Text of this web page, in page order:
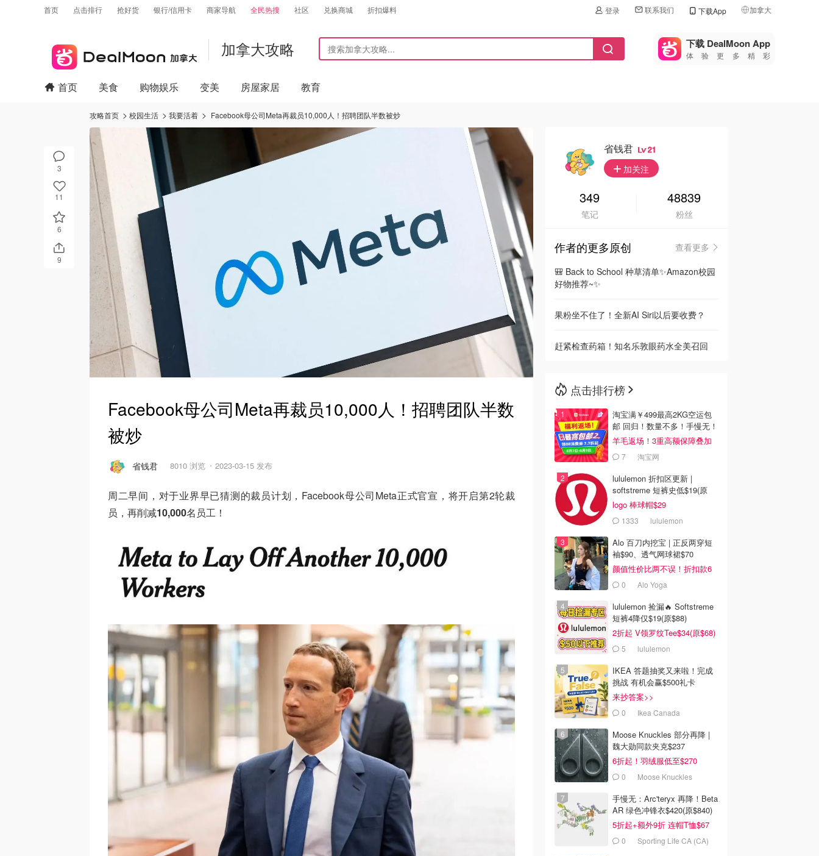
首页 点击排行 抢好货 银行/信用卡 商家导航 全民热搜 社区 兑换商城 折扣爆料 登录 联系我们 下载App 加拿大
🇺🇸
美国
🇨🇳中国
🇮🇹
🇦🇺
🇳🇿新西兰
加拿大攻略 下载 DealMoon App
体验更多精彩
3
11
6
9
首页 美食 购物娱乐 变美 房屋家居 教育
攻略首页 校园生活 我要活着 Facebook母公司Meta再裁员10,000人！招聘团队半数被炒
Facebook母公司Meta再裁员10,000人！招聘团队半数
被炒
省钱君 8010 浏览 2023-03-15 发布
周二早间，对于业界早已猜测的裁员计划，Facebook母公司Meta正式官宣，将开启第2轮裁
员，再削减10,000名员工！
省钱君 21
加关注
349
笔记
48839
粉丝
作者的更多原创
查看更多
🎒 Back to School 种草清单✨Amazon校园
好物推荐~✨
果粉坐不住了！全新AI Siri以后要收费？
赶紧检查药箱！知名乐敦眼药水全美召回
点击排行榜
淘宝满￥499最高2KG空运包
邮 回归！数量不多！手慢无！
羊毛返场！3重高额保障叠加
7 淘宝网
lululemon 折扣区更新 |
softstreme 短裤史低$19(原
$88)
logo 棒球帽$29
1333 lululemon
Alo 百刀内挖宝 | 正反两穿短
袖$90、透气网球裙$70
颜值性价比两不误！折扣款6
折起0 Alo Yoga
lululemon 捡漏🔥 Softstreme
短裤4降仅$19(原$88)
2折起 V领罗纹Tee$34(原$68)
5 lululemon
IKEA 答题抽奖又来啦！完成
挑战 有机会赢$500礼卡
来抄答案>>
0 Ikea Canada
Moose Knuckles 部分再降 |
魏大勋同款夹克$237
6折起！羽绒服低至$270
0 Moose Knuckles
手慢无：Arc'teryx 再降！Beta
AR 绿色冲锋衣$420(原$840)
5折起+额外9折 连帽T恤$67
0 Sporting Life CA (CA)